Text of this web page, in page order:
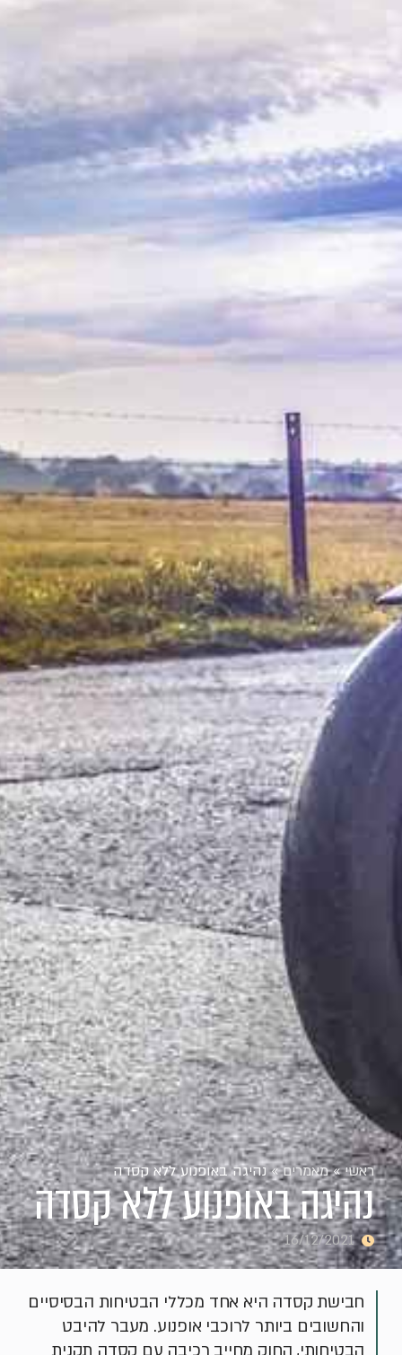
ראשי»מאמרים»נהיגה באופנוע ללא קסדה
נהיגה באופנוע ללא קסדה
16/12/2021
חבישת קסדה היא אחד מכללי הבטיחות הבסיסיים
והחשובים ביותר לרוכבי אופנוע. מעבר להיבט